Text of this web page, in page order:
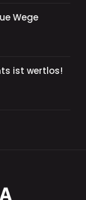
Wege
ist wertlos!